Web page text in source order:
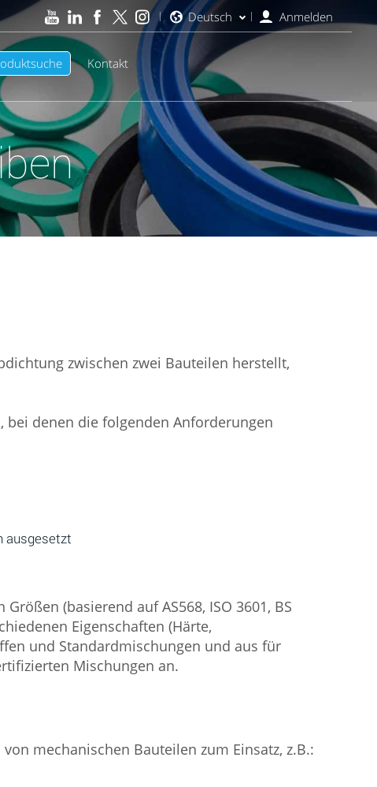
Kontakt
Deutsch Anmelden
zwischen zwei Bauteilen herstellt,
denen die folgenden Anforderungen
ausgesetzt
(basierend auf AS568, ISO 3601, BS
Eigenschaften (Härte,
und Standardmischungen und aus für
Mischungen an.
mechanischen Bauteilen zum Einsatz, z.B.: